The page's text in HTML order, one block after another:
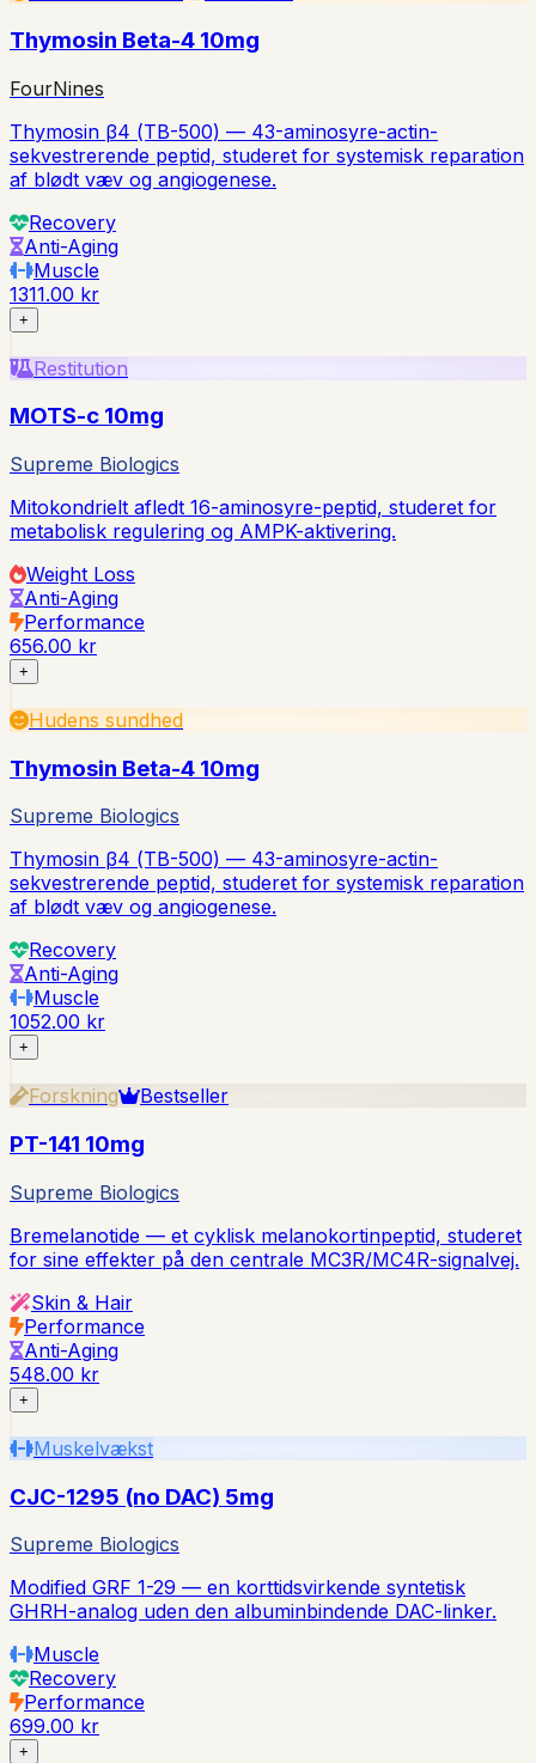
Thymosin Beta-4 10mg
FourNines
Thymosin β4 (TB-500) — 43-aminosyre-actin-
sekvestrerende peptid, studeret for systemisk reparation
af blødt væv og angiogenese.
Recovery
Anti-Aging
Muscle
1311.00 kr
+
Restitution
MOTS-c 10mg
Supreme Biologics
Mitokondrielt afledt 16-aminosyre-peptid, studeret for
metabolisk regulering og AMPK-aktivering.
Weight Loss
Anti-Aging
Performance
656.00 kr
+
Hudens sundhed
Thymosin Beta-4 10mg
Supreme Biologics
Thymosin β4 (TB-500) — 43-aminosyre-actin-
sekvestrerende peptid, studeret for systemisk reparation
af blødt væv og angiogenese.
Recovery
Anti-Aging
Muscle
1052.00 kr
+
Forskning Bestseller
PT-141 10mg
Supreme Biologics
Bremelanotide — et cyklisk melanokortinpeptid, studeret
for sine effekter på den centrale MC3R/MC4R-signalvej.
Skin & Hair
Performance
Anti-Aging
548.00 kr
+
Muskelvækst
CJC-1295 (no DAC) 5mg
Supreme Biologics
Modified GRF 1-29 — en korttidsvirkende syntetisk
GHRH-analog uden den albuminbindende DAC-linker.
Muscle
Recovery
Performance
699.00 kr
+